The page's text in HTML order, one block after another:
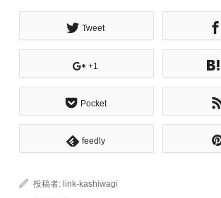
Tweet
+1
Pocket
feedly
投稿者:link-kashiwagi